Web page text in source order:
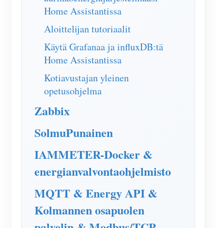
Home Assistantissa
Aloittelijan tutoriaalit
Käytä Grafanaa ja influxDB:tä
Home Assistantissa
Kotiavustajan yleinen
opetusohjelma
Zabbix
SolmuPunainen
IAMMETER-Docker &
energianvalvontaohjelmisto
MQTT & Energy API &
Kolmannen osapuolen